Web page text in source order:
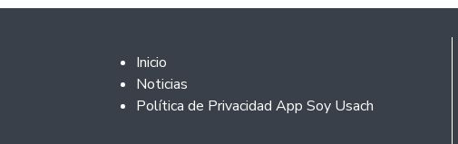
Footer 2
Inicio
Noticias
Política de Privacidad App Soy Usach